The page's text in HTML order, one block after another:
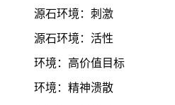
源石环境：刺激
源石环境：活性
环境：高价值目标
环境：精神溃散